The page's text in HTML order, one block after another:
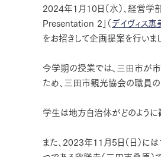
2024年1月10日（水）、経営
Presentation 2」（ デイヴィス
をお招きして企画提案を行いま
今学期の授業では、三田市が
ため、三田市観光協会の職員の
学生は地方自治体がどのように
また、2023年11月5日（日）に